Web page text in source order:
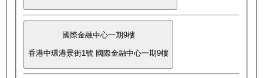
國際金融中心一期9樓
香港中環港景街1號 國際金融中心一期9樓